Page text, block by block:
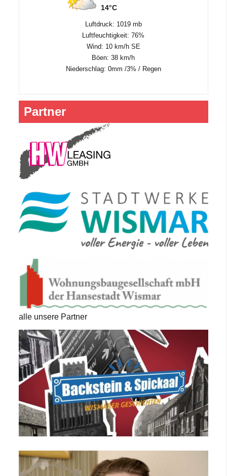
14°C
Luftdruck: 1019 mb
Luftfeuchtigkeit: 76%
Wind: 10 km/h SE
Böen: 38 km/h
Niederschlag: 0mm /3% / Regen
Partner
alle unsere Partner